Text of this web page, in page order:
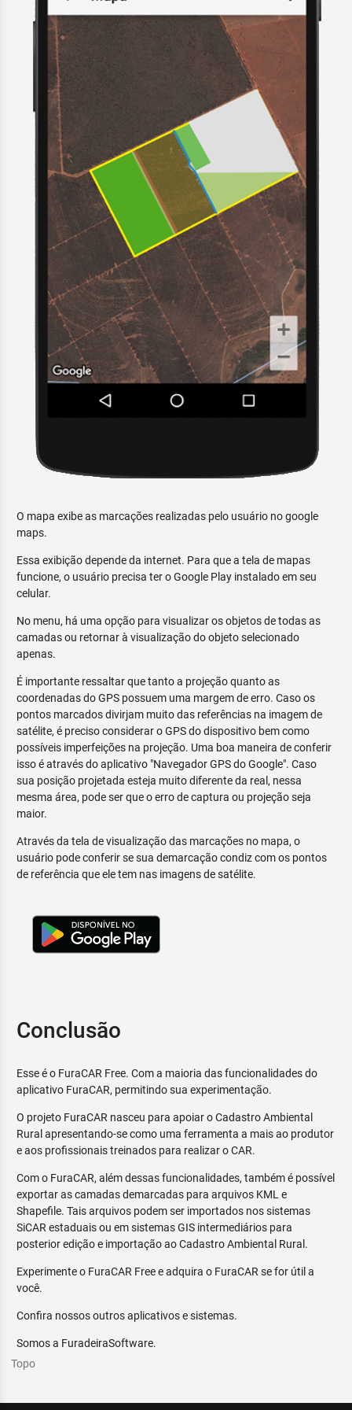
O mapa exibe as marcações realizadas pelo usuário no google
maps.
Essa exibição depende da internet. Para que a tela de mapas
funcione, o usuário precisa ter o Google Play instalado em seu
celular.
No menu, há uma opção para visualizar os objetos de todas as
camadas ou retornar à visualização do objeto selecionado
apenas.
É importante ressaltar que tanto a projeção quanto as
coordenadas do GPS possuem uma margem de erro. Caso os
pontos marcados divirjam muito das referências na imagem de
satélite, é preciso considerar o GPS do dispositivo bem como
possíveis imperfeições na projeção. Uma boa maneira de conferir
isso é através do aplicativo "Navegador GPS do Google". Caso
sua posição projetada esteja muito diferente da real, nessa
mesma área, pode ser que o erro de captura ou projeção seja
maior.
Através da tela de visualização das marcações no mapa, o
usuário pode conferir se sua demarcação condiz com os pontos
de referência que ele tem nas imagens de satélite.
Conclusão
Esse é o FuraCAR Free. Com a maioria das funcionalidades do
aplicativo FuraCAR, permitindo sua experimentação.
O projeto FuraCAR nasceu para apoiar o Cadastro Ambiental
Rural apresentando-se como uma ferramenta a mais ao produtor
e aos profissionais treinados para realizar o CAR.
Com o FuraCAR, além dessas funcionalidades, também é possível
exportar as camadas demarcadas para arquivos KML e
Shapefile. Tais arquivos podem ser importados nos sistemas
SiCAR estaduais ou em sistemas GIS intermediários para
posterior edição e importação ao Cadastro Ambiental Rural.
Experimente o FuraCAR Free e adquira o FuraCAR se for útil a
você.
Confira nossos outros aplicativos e sistemas.
Somos a FuradeiraSoftware.
Topo